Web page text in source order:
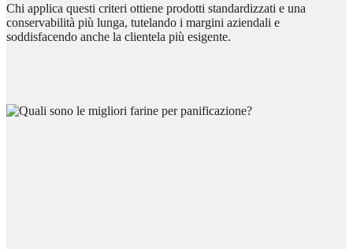
Chi applica questi criteri ottiene prodotti standardizzati e una
conservabilità più lunga, tutelando i margini aziendali e
soddisfacendo anche la clientela più esigente.